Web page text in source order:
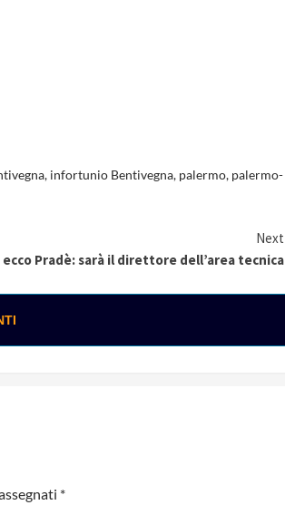
, infortunio Bentivegna, palermo, palermo-
Next
Pradè: sarà il direttore dell’area tecnica
*